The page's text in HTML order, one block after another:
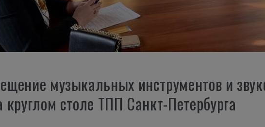
музыкальных инструментов и
столе ТПП Санкт-Петербурга